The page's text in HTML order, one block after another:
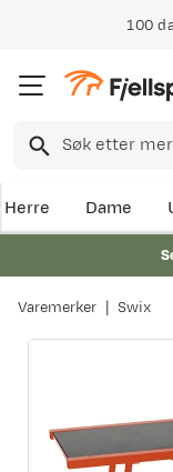
100
Herre Dame
Varemerker Swix